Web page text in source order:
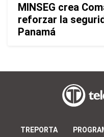
MINSEG crea
reforzar la
Panamá
TREPORTA